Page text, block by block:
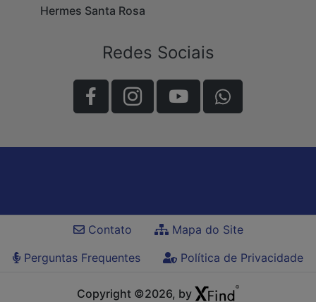
Hermes Santa Rosa
Redes Sociais
Contato
Mapa do Site
Perguntas Frequentes
Política de Privacidade
Copyright ©2026, by